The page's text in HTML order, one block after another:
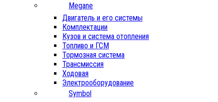
Megane
Двигатель и его системы
Комплектации
Кузов и система отопления
Топливо и ГСМ
Тормозная система
Трансмиссия
Ходовая
Электрооборудование
Symbol